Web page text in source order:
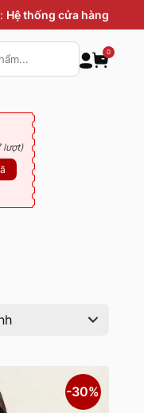
Hệ thống cửa hàng
0
lượt)
-30%